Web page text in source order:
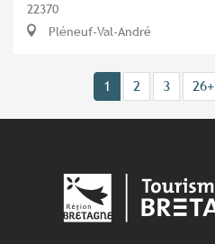
22370
Pléneuf-Val-André
1 2 3 26+